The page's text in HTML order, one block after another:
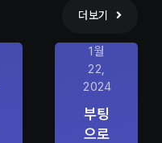
더보기
1월
22,
2024
부팅
으로